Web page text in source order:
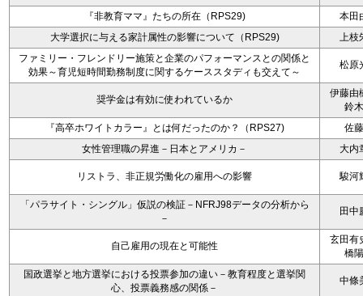
『非教育ママ』たちの所在（RPS29)
本田
大学選択に与える家計属性の影響について（RPS29)
上枝
ファミリー・フレンドリー施策と企業のパフォーマンスとの関係と
効果～育児短時間勤務制度に関するケーススタディも交えて～
松原
奨学金は有効に使われているか
伊藤由
鈴
『高卒ホワイトカラー』とは何だったのか？（RPS27)
佐
女性管理職の昇進－日本とアメリカ－
大内
リストラ、非正規労働化の雇用への影響 駿河
「パラサイト・シングル」仮説の検証－NFRJ98データの分析から
－
田中
自己雇用の現在と可能性
玄田有
橋
国政選挙と地方選挙における投票参加の違い－教育程度と選挙関
心、投票義務感の関係－
中條